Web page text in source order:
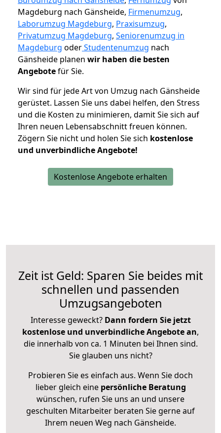
Magdeburg nach Gänsheide, Firmenumzug,
Laborumzug Magdeburg, Praxisumzug,
Privatumzug Magdeburg, Seniorenumzug in
Magdeburg oderStudentenumzug nach
Gänsheide planen wir haben die besten
Angebotefür Sie.
Wir sind für jede Art von Umzug nach Gänsheide
gerüstet. Lassen Sie uns dabei helfen, den Stress
und die Kosten zu minimieren, damit Sie sich auf
Ihren neuen Lebensabschnitt freuen können.
Zögern Sie nicht und holen Sie sich kostenlose
und unverbindliche Angebote!
Kostenlose Angebote erhalten
Zeit ist Geld: Sparen Sie beides mit
schnellen und passenden
Umzugsangeboten
Interesse geweckt? Dann fordern Sie jetzt
kostenlose und unverbindliche Angebote an,
die innerhalb von ca. 1 Minuten bei Ihnen sind.
Sie glauben uns nicht?
Probieren Sie es einfach aus. Wenn Sie doch
lieber gleich eine persönliche Beratung
wünschen, rufen Sie uns an und unsere
geschulten Mitarbeiter beraten Sie gerne auf
Ihrem neuen Weg nach Gänsheide.